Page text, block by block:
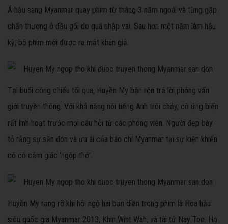
Á hậu sang Myanmar quay phim từ tháng 3 năm ngoái và từng gặp
chấn thương ở đầu gối do quá nhập vai. Sau hơn một năm làm hậu
kỳ, bộ phim mới được ra mắt khán giả.
Tại buổi công chiếu tối qua, Huyền My bận rộn trả lời phỏng vấn
giới truyền thông. Với khả năng nói tiếng Anh trôi chảy, cô ứng biến
rất linh hoạt trước mọi câu hỏi từ các phóng viên. Người đẹp bày
tỏ rằng sự săn đón và ưu ái của báo chí Myanmar tại sự kiện khiến
cô có cảm giác 'ngộp thở'.
Huyền My rạng rỡ khi hội ngộ hai bạn diễn trong phim là Hoa hậu
siêu quốc gia Myanmar 2013, Khin Wint Wah, và tài tử Nay Toe. Họ